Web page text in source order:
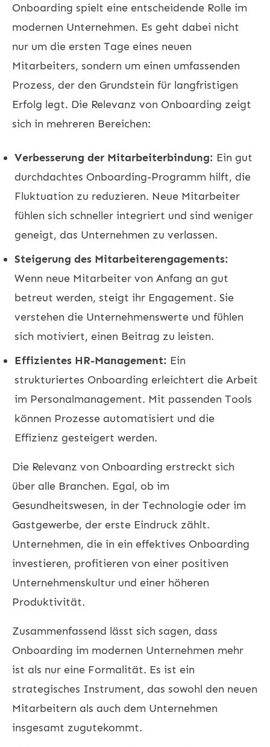
Onboarding spielt eine entscheidende Rolle im
modernen Unternehmen. Es geht dabei nicht
nur um die ersten Tage eines neuen
Mitarbeiters, sondern um einen umfassenden
Prozess, der den Grundstein für langfristigen
Erfolg legt. Die Relevanz von Onboarding zeigt
sich in mehreren Bereichen:
Verbesserung der Mitarbeiterbindung: Ein gut
durchdachtes Onboarding-Programm hilft, die
Fluktuation zu reduzieren. Neue Mitarbeiter
fühlen sich schneller integriert und sind weniger
geneigt, das Unternehmen zu verlassen.
Steigerung des Mitarbeiterengagements:
Wenn neue Mitarbeiter von Anfang an gut
betreut werden, steigt ihr Engagement. Sie
verstehen die Unternehmenswerte und fühlen
sich motiviert, einen Beitrag zu leisten.
Effizientes HR-Management: Ein
strukturiertes Onboarding erleichtert die Arbeit
im Personalmanagement. Mit passenden Tools
können Prozesse automatisiert und die
Effizienz gesteigert werden.
Die Relevanz von Onboarding erstreckt sich
über alle Branchen. Egal, ob im
Gesundheitswesen, in der Technologie oder im
Gastgewerbe, der erste Eindruck zählt.
Unternehmen, die in ein effektives Onboarding
investieren, profitieren von einer positiven
Unternehmenskultur und einer höheren
Produktivität.
Zusammenfassend lässt sich sagen, dass
Onboarding im modernen Unternehmen mehr
ist als nur eine Formalität. Es ist ein
strategisches Instrument, das sowohl den neuen
Mitarbeitern als auch dem Unternehmen
insgesamt zugutekommt.